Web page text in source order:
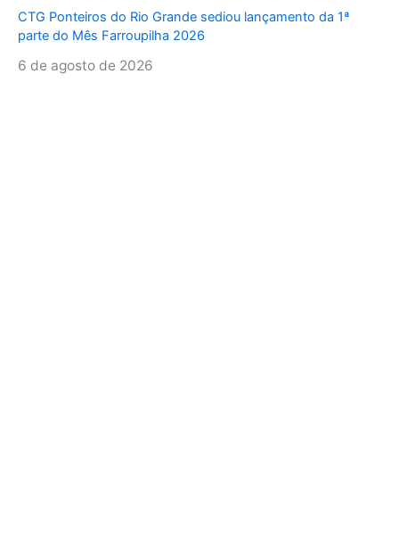
CTG Ponteiros do Rio Grande sediou lançamento da 1ª
parte do Mês Farroupilha 2026
6 de agosto de 2026